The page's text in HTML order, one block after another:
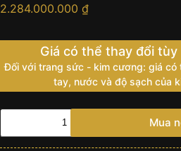
2.284.000.000 ₫
Giá có thể thay đổi
Đối với trang sức - kim cương: giá có
tay, nước và độ sạch của
Đồng
Hublot
Mua